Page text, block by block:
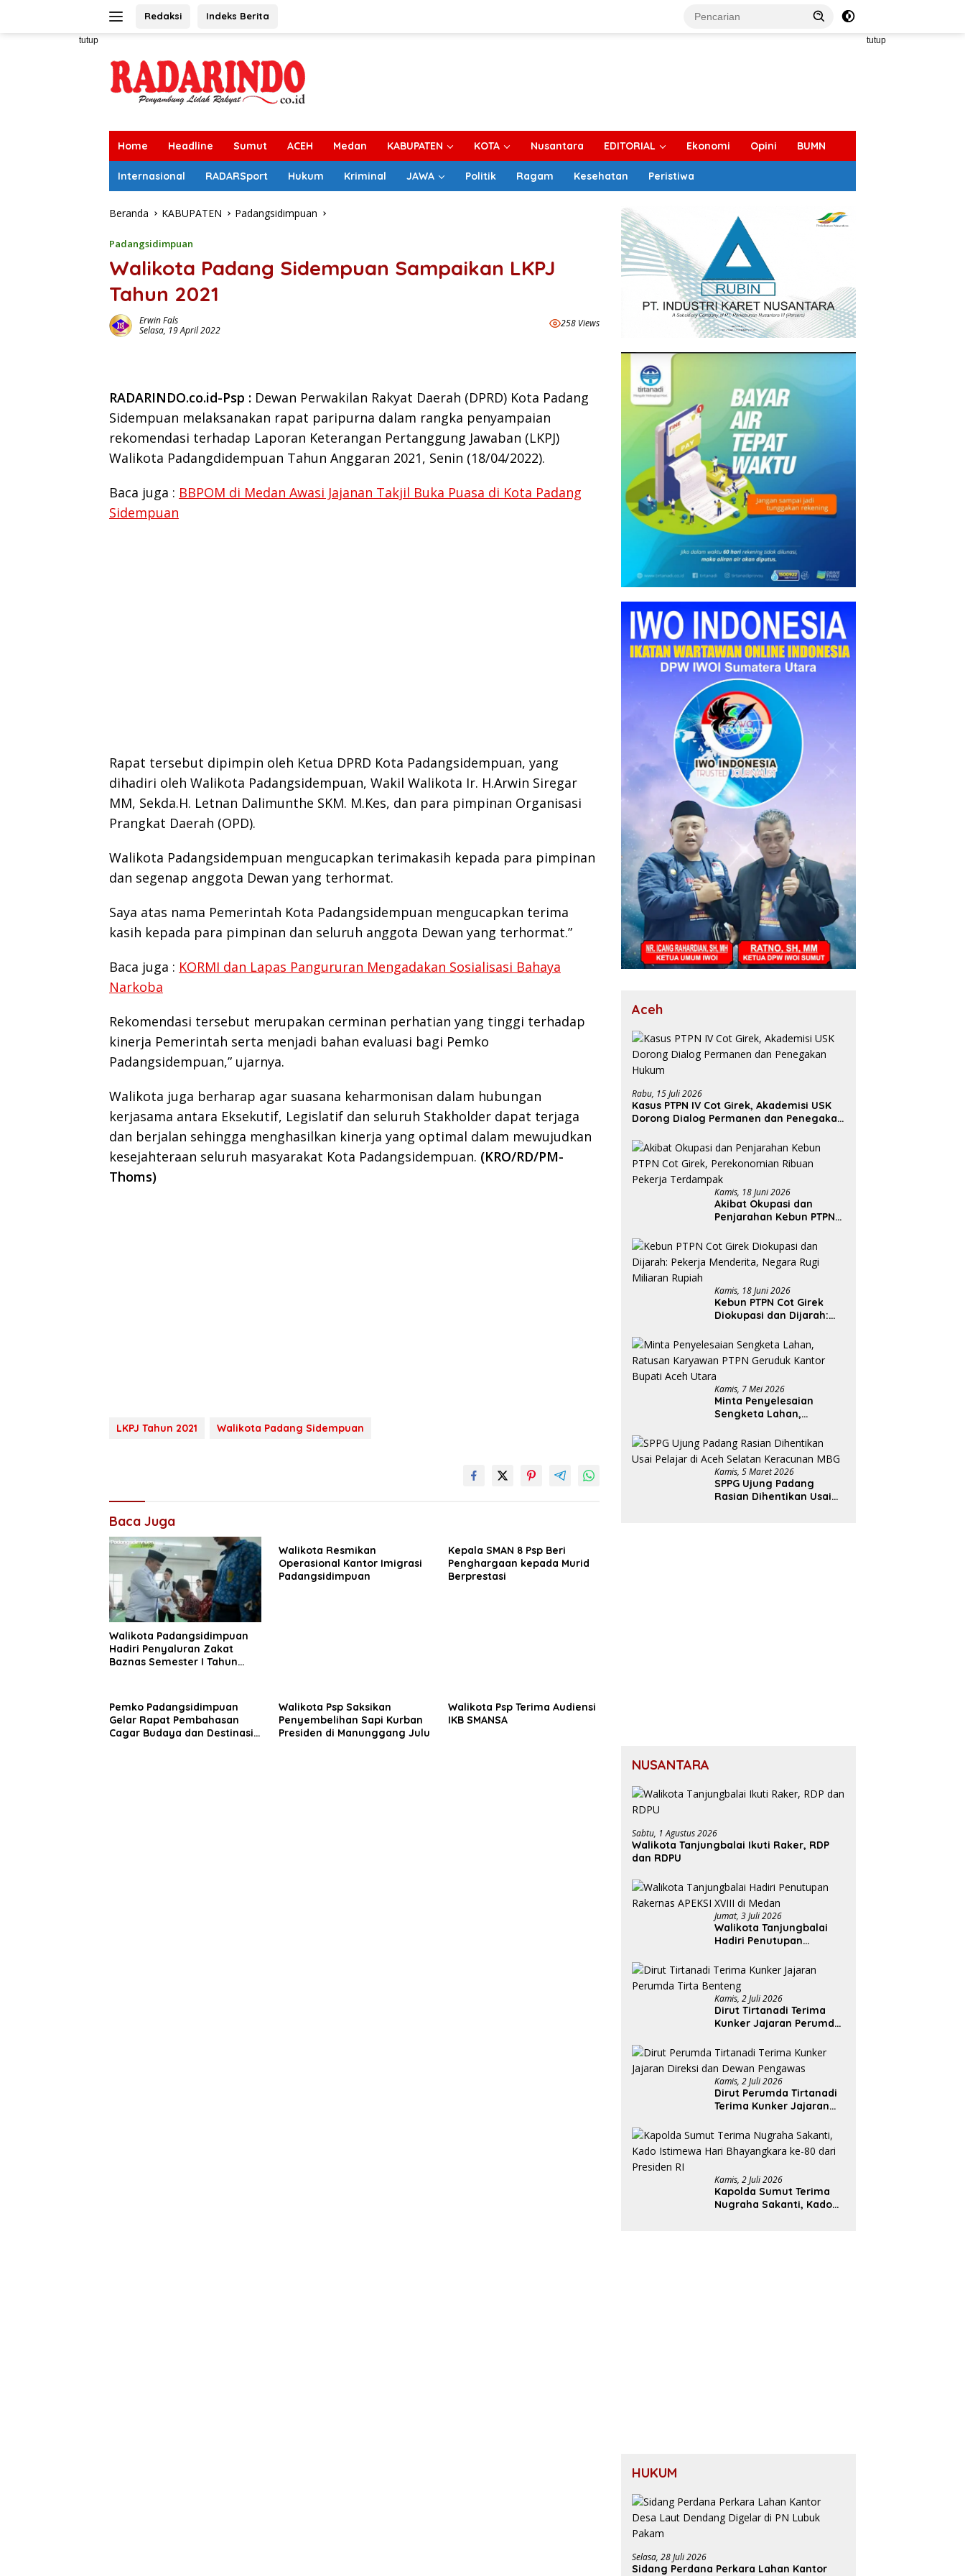
Redaksi Indeks Berita
tutup tutup
Home Headline Sumut ACEH Medan KABUPATEN KOTA Nusantara EDITORIAL Ekonomi Opini BUMN
Internasional RADARSport Hukum Kriminal JAWA Politik Ragam Kesehatan Peristiwa
Beranda KABUPATEN Padangsidimpuan
Padangsidimpuan
Walikota Padang Sidempuan Sampaikan LKPJ
Tahun 2021
Erwin Fals
Selasa, 19 April 2022
258 Views
RADARINDO.co.id-Psp : Dewan Perwakilan Rakyat Daerah (DPRD) Kota Padang
Sidempuan melaksanakan rapat paripurna dalam rangka penyampaian
rekomendasi terhadap Laporan Keterangan Pertanggung Jawaban (LKPJ)
Walikota Padangdidempuan Tahun Anggaran 2021, Senin (18/04/2022).
Baca juga : BBPOM di Medan Awasi Jajanan Takjil Buka Puasa di Kota Padang
Sidempuan
Rapat tersebut dipimpin oleh Ketua DPRD Kota Padangsidempuan, yang
dihadiri oleh Walikota Padangsidempuan, Wakil Walikota Ir. H.Arwin Siregar
MM, Sekda.H. Letnan Dalimunthe SKM. M.Kes, dan para pimpinan Organisasi
Prangkat Daerah (OPD).
Walikota Padangsidempuan mengucapkan terimakasih kepada para pimpinan
dan segenap anggota Dewan yang terhormat.
Saya atas nama Pemerintah Kota Padangsidempuan mengucapkan terima
kasih kepada para pimpinan dan seluruh anggota Dewan yang terhormat.”
Baca juga : KORMI dan Lapas Pangururan Mengadakan Sosialisasi Bahaya
Narkoba
Rekomendasi tersebut merupakan cerminan perhatian yang tinggi terhadap
kinerja Pemerintah serta menjadi bahan evaluasi bagi Pemko
Padangsidempuan,” ujarnya.
Walikota juga berharap agar suasana keharmonisan dalam hubungan
kerjasama antara Eksekutif, Legislatif dan seluruh Stakholder dapat terjaga
dan berjalan sehingga menghasilkan kinerja yang optimal dalam mewujudkan
kesejahteraan seluruh masyarakat Kota Padangsidempuan. (KRO/RD/PM-
Thoms)
LKPJ Tahun 2021 Walikota Padang Sidempuan
Baca Juga
Walikota Padangsidimpuan
Hadiri Penyaluran Zakat
Baznas Semester I Tahun
Walikota Resmikan
Operasional Kantor Imigrasi
Padangsidimpuan
Kepala SMAN 8 Psp Beri
Penghargaan kepada Murid
Berprestasi
Pemko Padangsidimpuan
Gelar Rapat Pembahasan
Cagar Budaya dan Destinasi
Walikota Psp Saksikan
Penyembelihan Sapi Kurban
Presiden di Manunggang Julu
Walikota Psp Terima Audiensi
IKB SMANSA
Aceh
Rabu, 15 Juli 2026
Kasus PTPN IV Cot Girek, Akademisi USK
Dorong Dialog Permanen dan Penegakan
Kamis, 18 Juni 2026
Akibat Okupasi dan
Penjarahan Kebun PTPN
Ribuan Pekerja
Terdampak
Kamis, 18 Juni 2026
Kebun PTPN Cot Girek
Diokupasi dan Dijarah:
Negara Rugi Miliaran
Rupiah
Kamis, 7 Mei 2026
Minta Penyelesaian
Sengketa Lahan,
Geruduk Kantor Bupati
Aceh Utara
Kamis, 5 Maret 2026
SPPG Ujung Padang
Rasian Dihentikan Usai
NUSANTARA
Sabtu, 1 Agustus 2026
Walikota Tanjungbalai Ikuti Raker, RDP
dan RDPU
Jumat, 3 Juli 2026
Walikota Tanjungbalai
Hadiri Penutupan
Medan
Kamis, 2 Juli 2026
Dirut Tirtanadi Terima
Kunker Jajaran Perumda
Kamis, 2 Juli 2026
Dirut Perumda Tirtanadi
Terima Kunker Jajaran
Pengawas
Kamis, 2 Juli 2026
Kapolda Sumut Terima
Nugraha Sakanti, Kado
HUKUM
Selasa, 28 Juli 2026
Sidang Perdana Perkara Lahan Kantor